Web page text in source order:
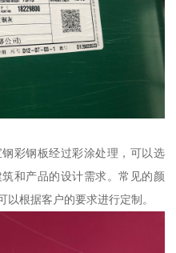
彩钢板经过彩涂处理，可以选
和产品的设计需求。常见的颜
根据客户的要求进行定制。